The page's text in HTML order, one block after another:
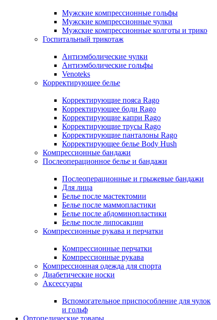
Мужские компрессионные гольфы
Мужские компрессионные чулки
Мужские компрессионные колготы и трико
Госпитальный трикотаж
Антиэмболические чулки
Антиэмболические гольфы
Venoteks
Корректирующее белье
Корректирующие пояса Rago
Корректирующее боди Rago
Корректирующие капри Rago
Корректирующие трусы Rago
Корректирующие панталоны Rago
Корректирующее белье Body Hush
Компрессионные бандажи
Послеоперационное белье и бандажи
Послеоперационные и грыжевые бандажи
Для лица
Белье после мастектомии
Белье после маммопластики
Белье после абдоминопластики
Белье после липосакции
Компрессионные рукава и перчатки
Компрессионные перчатки
Компрессионные рукава
Компрессионная одежда для спорта
Диабетические носки
Аксессуары
Вспомогательное приспособление для чулок
и гольф
Ортопедические товары